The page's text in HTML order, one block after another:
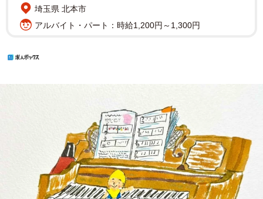
埼玉県 北本市
アルバイト・パート：時給1,200円～1,300円